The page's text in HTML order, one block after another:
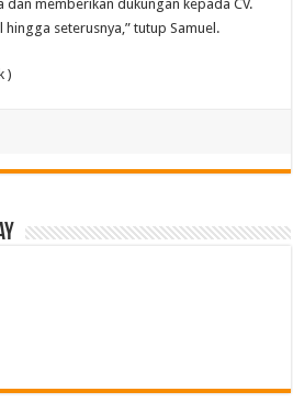
dan memberikan dukungan kepada CV.
hingga seterusnya,” tutup Samuel.
)